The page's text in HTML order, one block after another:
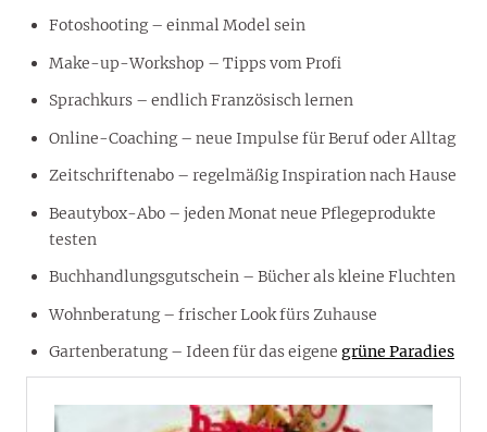
Fotoshooting – einmal Model sein
Make-up-Workshop – Tipps vom Profi
Sprachkurs – endlich Französisch lernen
Online-Coaching – neue Impulse für Beruf oder Alltag
Zeitschriftenabo – regelmäßig Inspiration nach Hause
Beautybox-Abo – jeden Monat neue Pflegeprodukte
testen
Buchhandlungsgutschein – Bücher als kleine Fluchten
Wohnberatung – frischer Look fürs Zuhause
Gartenberatung – Ideen für das eigene grüne Paradies